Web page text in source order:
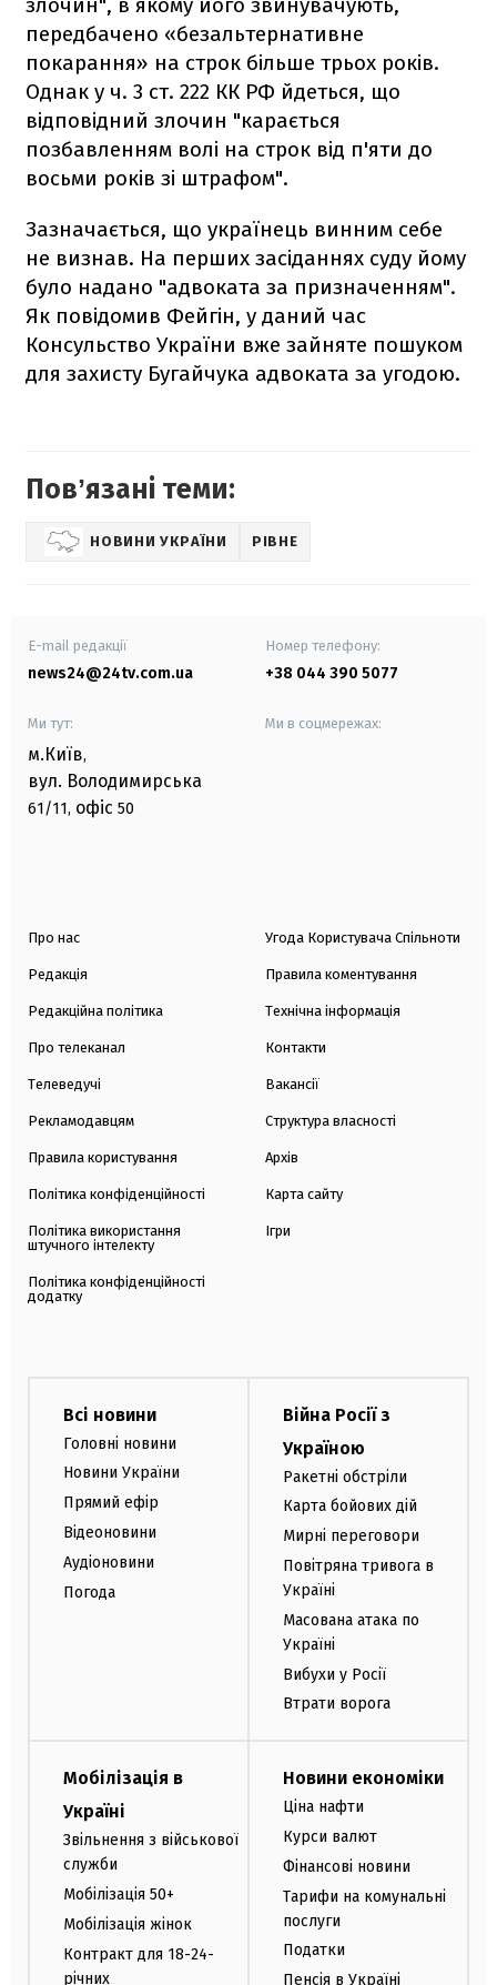
передбачено «безальтернативне
покарання» на строк більше трьох років.
Однак у ч. 3 ст. 222 КК РФ йдеться, що
відповідний злочин "карається
позбавленням волі на строк від п'яти до
восьми років зі штрафом".
Зазначається, що українець винним себе
не визнав. На перших засіданнях суду йому
було надано "адвоката за призначенням".
Як повідомив Фейгін, у даний час
Консульство України вже зайняте пошуком
для захисту Бугайчука адвоката за угодою.
Повʼязані теми:
НОВИНИ УКРАЇНИ РІВНЕ
E-mail редакції
news24@24tv.com.ua
Номер телефону:
+38 044 390 5077
Ми тут:
м.Київ,
вул. Володимирська
61/11, офіс 50
Ми в соцмережах:
Про нас
Редакція
Редакційна політика
Про телеканал
Телеведучі
Рекламодавцям
Правила користування
Політика конфіденційності
Політика використання
штучного інтелекту
Політика конфіденційності
додатку
Угода Користувача Спільноти
Правила коментування
Технічна інформація
Контакти
Вакансії
Структура власності
Архів
Карта сайту
Ігри
Всі новини
Головні новини
Новини України
Прямий ефір
Відеоновини
Аудіоновини
Погода
Війна Росії з
Україною
Ракетні обстріли
Карта бойових дій
Мирні переговори
Повітряна тривога в
Україні
Масована атака по
Україні
Вибухи у Росії
Втрати ворога
Мобілізація в
Україні
Звільнення з військової
служби
Мобілізація 50+
Мобілізація жінок
Контракт для 18-24-
річних
Новини економіки
Ціна нафти
Курси валют
Фінансові новини
Тарифи на комунальні
послуги
Податки
Пенсія в Україні